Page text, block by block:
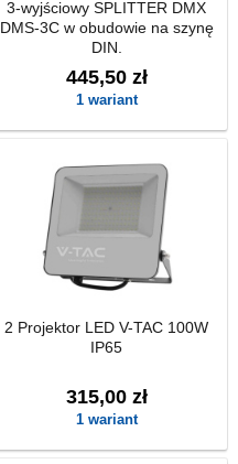
3-wyjściowy SPLITTER DMX
DMS-3C w obudowie na szynę
DIN.
445,50 zł
1 wariant
2 Projektor LED V-TAC 100W
IP65
315,00 zł
1 wariant